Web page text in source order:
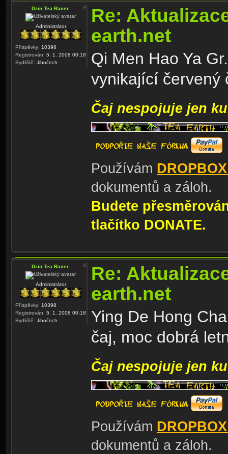
Dzin Tea Racer
Administrátor
Příspěvky: 10398
Registrován: 5. 1. 2008 00:18
Bydliště: Jihočech
Re:
earth.net
Qi Men Hao Ya
vynikající červený
Čaj nespojuje jen
Používám
dokumentů a záloh.
Budete
tlačítko DONATE.
Dzin Tea Racer
Administrátor
Příspěvky: 10398
Registrován: 5. 1. 2008 00:18
Bydliště: Jihočech
Re:
earth.net
Ying De Hong
čaj, moc dobrá
Čaj nespojuje jen
Používám
dokumentů a záloh.